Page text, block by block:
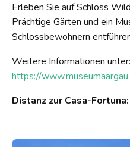
Erleben Sie auf Schloss
Prächtige Gärten und ein
Schlossbewohnern
Weitere Informationen unter:
https://
Distanz zur Casa-Fortuna: